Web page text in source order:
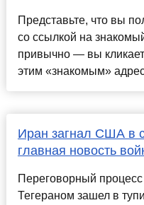
Представьте, что вы
со ссылкой на
привычно — вы
этим «знакомым»
Иран загнал США в
главная новость
Переговорный
Тегераном зашел в